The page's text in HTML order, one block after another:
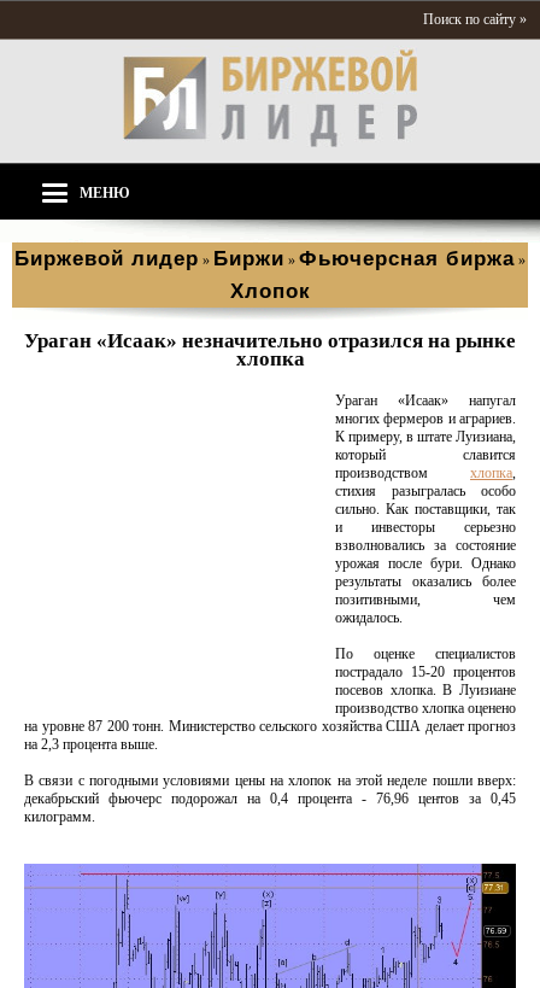
Поиск по сайту »
МЕНЮ
Биржевой лидер » Биржи » Фьючерсная биржа »
Хлопок
Ураган «Исаак» незначительно отразился на рынке
хлопка
Ураган «Исаак» напугал
многих фермеров и аграриев.
К примеру, в штате Луизиана,
который славится
производством хлопка,
стихия разыгралась особо
сильно. Как поставщики, так
и инвесторы серьезно
взволновались за состояние
урожая после бури. Однако
результаты оказались более
позитивными, чем
ожидалось.
По оценке специалистов
пострадало 15-20 процентов
посевов хлопка. В Луизиане
производство хлопка оценено
на уровне 87 200 тонн. Министерство сельского хозяйства США делает прогноз
на 2,3 процента выше.
В связи с погодными условиями цены на хлопок на этой неделе пошли вверх:
декабрьский фьючерс подорожал на 0,4 процента - 76,96 центов за 0,45
килограмм.